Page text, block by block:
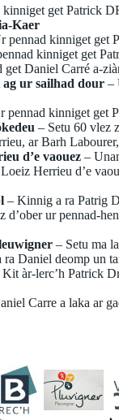
kinniget get Patrick
Kaer
pennad kinniget get
kinniget get
get Daniel Carré a-
ur sailhad dour –
pennad kinniget get
– Setu 60 vlez
ar Barh
d’e vaouez –
Herrieu d’e
– Kinnig a ra Patrig
d’ober ur pennad-
– Setu ma
Daniel deomp un
Kit àr-lerc’h Patrick
Carre a laka ar